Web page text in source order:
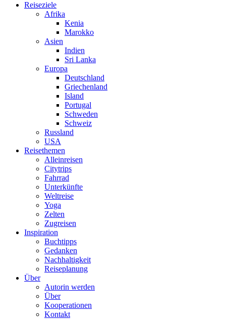
Reiseziele
Afrika
Kenia
Marokko
Asien
Indien
Sri Lanka
Europa
Deutschland
Griechenland
Island
Portugal
Schweden
Schweiz
Russland
USA
Reisethemen
Alleinreisen
Citytrips
Fahrrad
Unterkünfte
Weltreise
Yoga
Zelten
Zugreisen
Inspiration
Buchtipps
Gedanken
Nachhaltigkeit
Reiseplanung
Über
Autorin werden
Über
Kooperationen
Kontakt